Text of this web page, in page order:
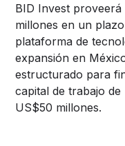
BID Invest
millones en un
plataforma de
expansión en
estructurado para
capital de trabajo
US$50 millones.